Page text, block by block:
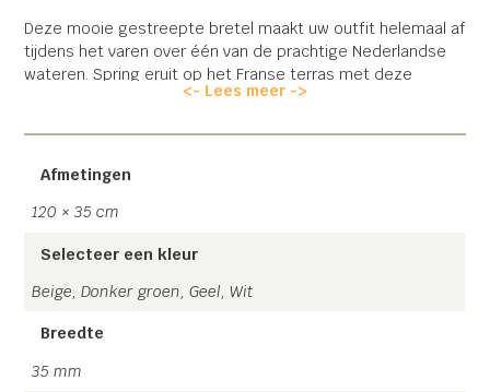
Deze mooie gestreepte bretel maakt uw outfit helemaal af
tijdens het varen over één van de prachtige Nederlandse
wateren. Spring eruit op het Franse terras met deze
Afgewerkt met mooi dun, maar krachtig elastiek, een 100%
lederen rugstukje en sterke zilverkleurige clips!
metalen rugstukje zodat deze naar wens versteld kan
worden!
Hierdoor wordt de kracht per clip beter verdeeld.
Handgemaakt in Nederland!
<- Lees meer ->
Afmetingen
120 × 35 cm
Selecteer een kleur
Beige, Donker groen, Geel, Wit
Breedte
35 mm